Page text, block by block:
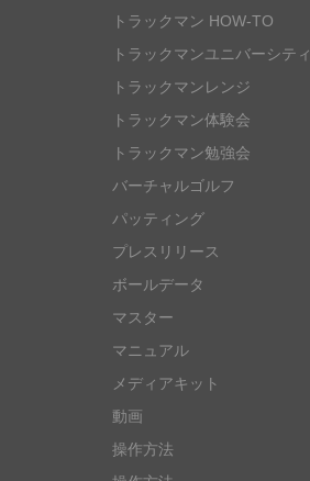
トラックマン HOW-TO
トラックマンユニバーシテ
トラックマンレンジ
トラックマン体験会
トラックマン勉強会
バーチャルゴルフ
パッティング
プレスリリース
ボールデータ
マスター
マニュアル
メディアキット
動画
操作方法